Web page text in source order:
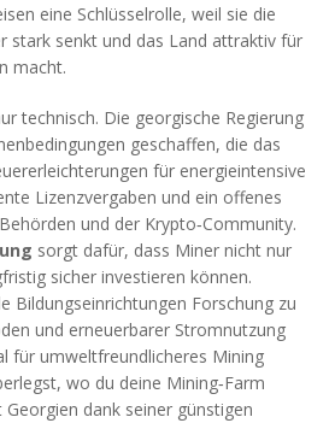
eine Schlüsselrolle, weil sie die
stark senkt und das Land attraktiv für
macht.
technisch. Die georgische Regierung
geschaffen, die das
für energieintensive
Lizenzvergaben und ein offenes
und der Krypto‑Community.
sorgt dafür, dass Miner nicht nur
sicher investieren können.
Bildungseinrichtungen Forschung zu
und erneuerbarer Stromnutzung
für umweltfreundlicheres Mining
wo du deine Mining‑Farm
dank seiner günstigen